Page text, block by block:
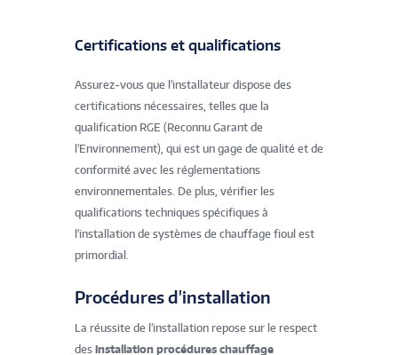
Certifications et qualifications
Assurez-vous que l'installateur dispose des
certifications nécessaires, telles que la
qualification RGE (Reconnu Garant de
l'Environnement), qui est un gage de qualité et de
conformité avec les réglementations
environnementales. De plus, vérifier les
qualifications techniques spécifiques à
l'installation de systèmes de chauffage fioul est
primordial.
Procédures d'installation
La réussite de l'installation repose sur le respect
des installation procédures chauffage